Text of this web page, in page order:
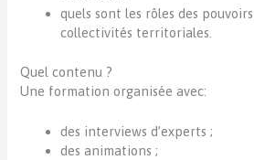
quels sont les rôles des
collectivités territoriales.
Quel contenu ?
Une formation organisée avec:
des interviews d’experts ;
des animations ;